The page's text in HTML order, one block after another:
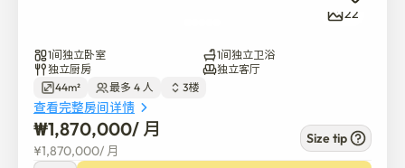
禁止房客以外的访客住宿。
室内绝对禁烟。
晚上10点以后请把噪音最小化。
22
1间独立卧室
1间独立卫浴
独立厨房
独立客厅
44m²
最多 4 人 3楼
查看完整房间详情
₩1,870,000/ 月
¥1,870,000/ 月
Size tip